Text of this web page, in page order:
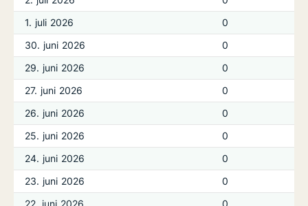
1. juli 2026
0
30. juni 2026
0
29. juni 2026
0
27. juni 2026
0
26. juni 2026
0
25. juni 2026
0
24. juni 2026
0
23. juni 2026
0
22. juni 2026
0